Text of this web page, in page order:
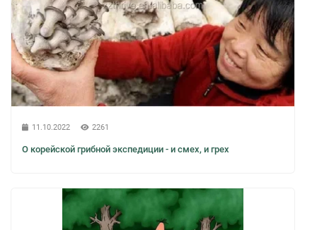
11.10.2022 2261
О корейской грибной экспедиции - и смех, и грех